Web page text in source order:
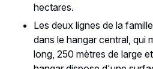
hectares.
Les deux lignes de la
dans le hangar central, qui
long, 250 mètres de large